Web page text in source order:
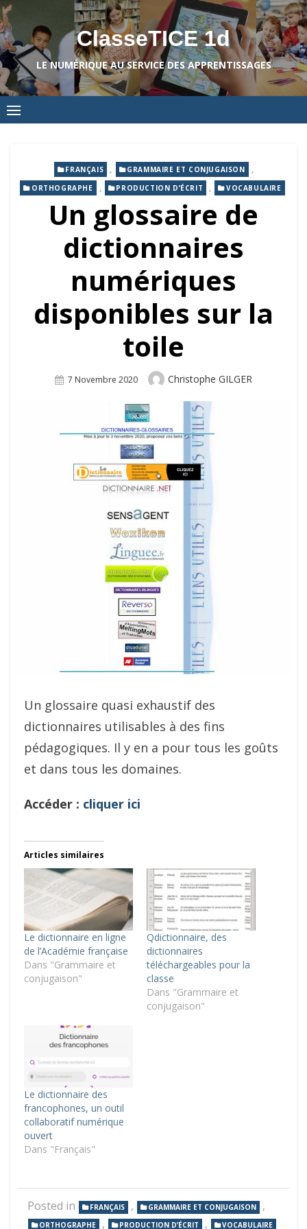
Skip
to
content
ClasseTICE 1d
LE NUMÉRIQUE AU SERVICE DES APPRENTISSAGES
FRANÇAIS , GRAMMAIRE ET CONJUGAISON ,
ORTHOGRAPHE , PRODUCTION D’ÉCRIT , VOCABULAIRE
Un glossaire de
dictionnaires
numériques
disponibles sur la
toile
Posted
7 Novembre 2020 Author
Christophe GILGER
Un glossaire quasi exhaustif des
dictionnaires utilisables à des fins
pédagogiques. Il y en a pour tous les goûts
et dans tous les domaines.
Accéder : cliquer ici
Articles similaires
Le dictionnaire en ligne
de l’Académie française
Dans "Grammaire et
conjugaison"
Qdictionnaire, des
dictionnaires
téléchargeables pour la
classe
Dans "Grammaire et
conjugaison"
Le dictionnaire des
francophones, un outil
collaboratif numérique
ouvert
Dans "Français"
Posted in FRANÇAIS , GRAMMAIRE ET CONJUGAISON ,
ORTHOGRAPHE , PRODUCTION D’ÉCRIT , VOCABULAIRE